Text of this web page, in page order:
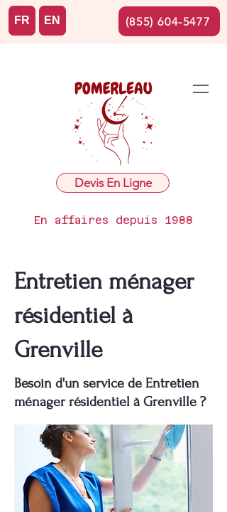
Devis En Ligne
En affaires depuis 1988
FR EN (855) 604-5477
Entretien ménager
résidentiel à
Grenville
Besoin d'un service de Entretien
ménager résidentiel à Grenville ?